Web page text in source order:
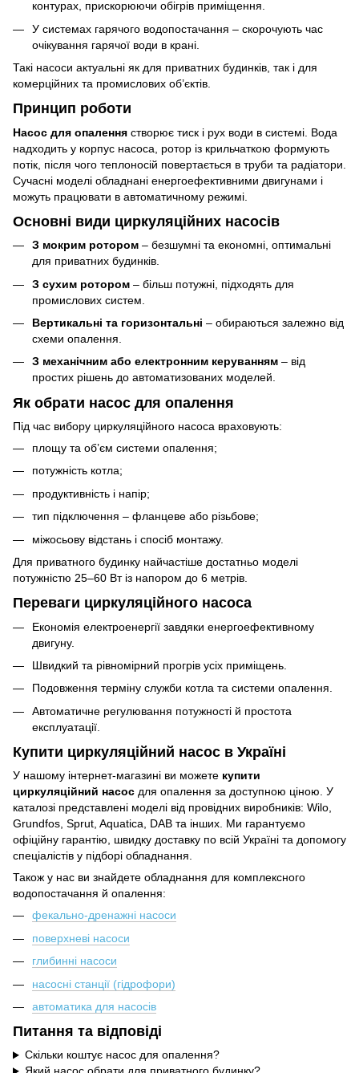
контурах, прискорюючи обігрів приміщення.
У системах гарячого водопостачання – скорочують час
очікування гарячої води в крані.
Такі насоси актуальні як для приватних будинків, так і для
комерційних та промислових об’єктів.
Принцип роботи
Насос для опалення створює тиск і рух води в системі. Вода
надходить у корпус насоса, ротор із крильчаткою формують
потік, після чого теплоносій повертається в труби та радіатори.
Сучасні моделі обладнані енергоефективними двигунами і
можуть працювати в автоматичному режимі.
Основні види циркуляційних насосів
З мокрим ротором – безшумні та економні, оптимальні
для приватних будинків.
З сухим ротором – більш потужні, підходять для
промислових систем.
Вертикальні та горизонтальні – обираються залежно від
схеми опалення.
З механічним або електронним керуванням – від
простих рішень до автоматизованих моделей.
Як обрати насос для опалення
Під час вибору циркуляційного насоса враховують:
площу та об’єм системи опалення;
потужність котла;
продуктивність і напір;
тип підключення – фланцеве або різьбове;
міжосьову відстань і спосіб монтажу.
Для приватного будинку найчастіше достатньо моделі
потужністю 25–60 Вт із напором до 6 метрів.
Переваги циркуляційного насоса
Економія електроенергії завдяки енергоефективному
двигуну.
Швидкий та рівномірний прогрів усіх приміщень.
Подовження терміну служби котла та системи опалення.
Автоматичне регулювання потужності й простота
експлуатації.
Купити циркуляційний насос в Україні
У нашому інтернет-магазині ви можете купити
циркуляційний насос для опалення за доступною ціною. У
каталозі представлені моделі від провідних виробників: Wilo,
Grundfos, Sprut, Aquatica, DAB та інших. Ми гарантуємо
офіційну гарантію, швидку доставку по всій Україні та допомогу
спеціалістів у підборі обладнання.
Також у нас ви знайдете обладнання для комплексного
водопостачання й опалення:
фекально-дренажні насоси
поверхневі насоси
глибинні насоси
насосні станції (гідрофори)
автоматика для насосів
Питання та відповіді
Скільки коштує насос для опалення?